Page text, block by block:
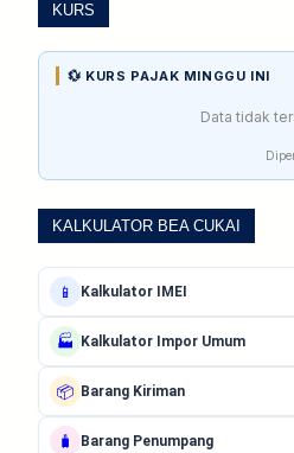
KURS
💱 KURS PAJAK MINGGU INI
Data tidak
KALKULATOR BEA CUKAI
📱 Kalkulator IMEI
🏭 Kalkulator Impor Umum
📦 Barang Kiriman
🧳 Barang Penumpang